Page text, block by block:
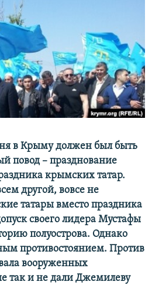
в Крыму должен был быть
повод – празднование
крымских татар.
другой, вовсе не
татары вместо праздника
своего лидера Мустафы
полуострова. Однако
противостоянием. Против
вооруженных
так и не дали Джемилеву